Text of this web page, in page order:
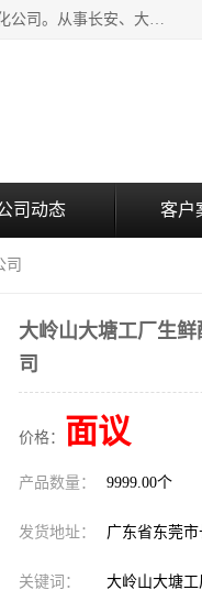
广东食安膳食管理服务有限公司是一家集干货粮油、肉禽蔬菜等食品加工、配送及食堂承包于一体的专业化公司。从事长安、大朗、大岭山、厚街、虎门等地区的蔬菜配送服务。 专业的服务队伍，以及完善的服务机制，经过多年的努力拼搏，赢得了广大客户的信赖和支持。
司动态 客户
大岭山大塘工厂生
司
价格： 面议
产品数量： 9999.00个
发货地址： 广东省东莞
关键词： 大岭山大塘